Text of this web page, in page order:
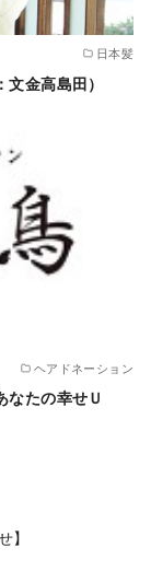
日本髪
金高島田）
ヘアドネーション
なたの幸せＵ
】